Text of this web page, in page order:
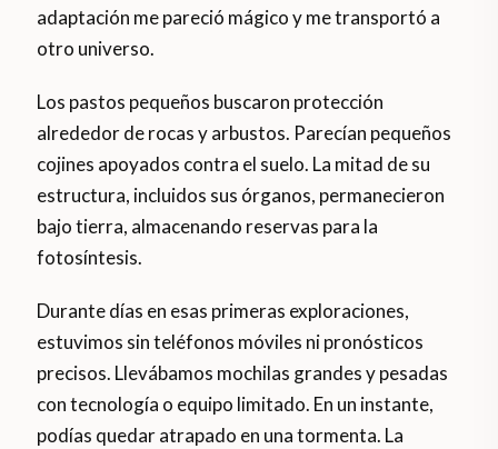
adaptación me pareció mágico y me transportó a
otro universo.
Los pastos pequeños buscaron protección
alrededor de rocas y arbustos. Parecían pequeños
cojines apoyados contra el suelo. La mitad de su
estructura, incluidos sus órganos, permanecieron
bajo tierra, almacenando reservas para la
fotosíntesis.
Durante días en esas primeras exploraciones,
estuvimos sin teléfonos móviles ni pronósticos
precisos. Llevábamos mochilas grandes y pesadas
con tecnología o equipo limitado. En un instante,
podías quedar atrapado en una tormenta. La